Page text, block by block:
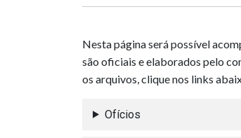
Nesta página será possível
são oficiais e elaborados pelo
os arquivos, clique nos links
Ofícios